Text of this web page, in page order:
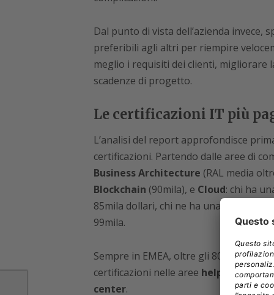
Dal punto di vista dell’azienda
preferibili agli altri per riempire
meglio i requisiti dei clienti,
scadenze di progetto.
Le certificazioni IT più
L’analisi del report approfondisce
certificazioni. Partendo dalle aree di
Business Architecture (RAL media
Blockchain (90mila), e Cloud: chi ha
85mila dollari, chi ne ha una Google
99mila.
Sempre in EMEA, oltre gli 80mila
certificazioni nelle aree help desk,
center.